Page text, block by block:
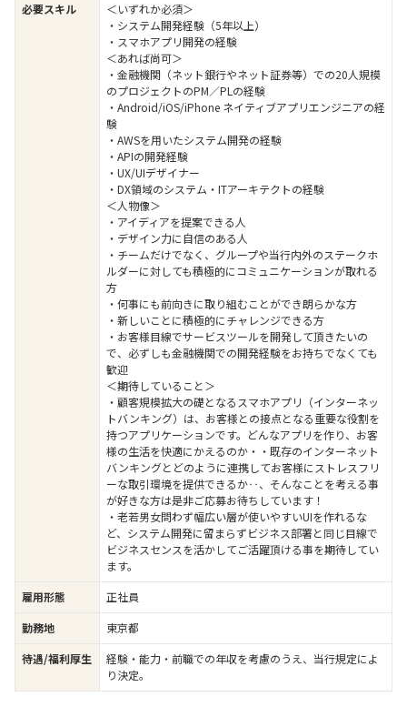
必要スキル
＜いずれか必須＞
・システム開発経験（5年以上）
・スマホアプリ開発の経験
＜あれば尚可＞
・金融機関（ネット銀行やネット証券等）での20人規模
のプロジェクトのPM／PLの経験
・Android/iOS/iPhone ネイティブアプリエンジニアの経
験
・AWSを用いたシステム開発の経験
・APIの開発経験
・UX/UIデザイナー
・DX領域のシステム・ITアーキテクトの経験
＜人物像＞
・アイディアを提案できる人
・デザイン力に自信のある人
・チームだけでなく、グループや当行内外のステークホ
ルダーに対しても積極的にコミュニケーションが取れる
方
・何事にも前向きに取り組むことができ朗らかな方
・新しいことに積極的にチャレンジできる方
・お客様目線でサービスツールを開発して頂きたいの
で、必ずしも金融機関での開発経験をお持ちでなくても
歓迎
＜期待していること＞
・顧客規模拡大の礎となるスマホアプリ（インターネッ
トバンキング）は、お客様との接点となる重要な役割を
持つアプリケーションです。どんなアプリを作り、お客
様の生活を快適にかえるのか・・既存のインターネット
バンキングとどのように連携してお客様にストレスフリ
ーな取引環境を提供できるか‥、そんなことを考える事
が好きな方は是非ご応募お待ちしています！
・老若男女問わず幅広い層が使いやすいUIを作れるな
ど、システム開発に留まらずビジネス部署と同じ目線で
ビジネスセンスを活かしてご活躍頂ける事を期待してい
ます。
雇用形態
正社員
勤務地
東京都
待遇/福利厚生
経験・能力・前職での年収を考慮のうえ、当行規定によ
り決定。